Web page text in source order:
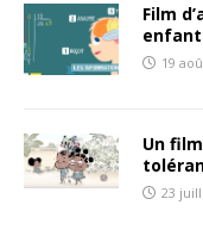
Film
19
Un
23